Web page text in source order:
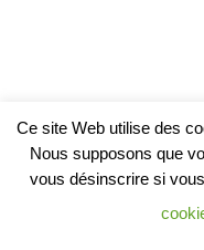
Ce site Web utilise des
Nous supposons que
vous désinscrire si